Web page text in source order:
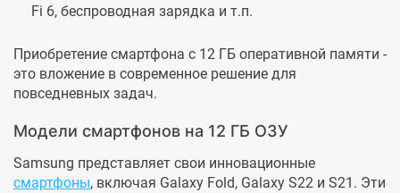
Fi 6, беспроводная зарядка и т.п.
Приобретение смартфона с 12 ГБ оперативной памяти -
это вложение в современное решение для
повседневных задач.
Модели смартфонов на 12 ГБ ОЗУ
Samsung представляет свои инновационные
смартфоны, включая Galaxy Fold, Galaxy S22 и S21. Эти